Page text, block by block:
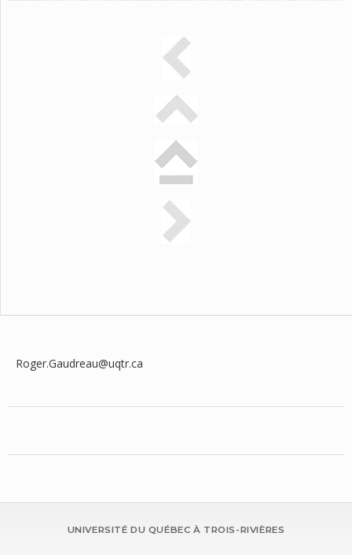
Roger.Gaudreau@uqtr.ca
UNIVERSITÉ DU QUÉBEC À TROIS-RIVIÈRES